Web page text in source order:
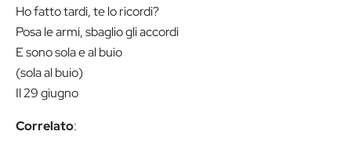
Ho fatto tardi, te lo ricordi?
Posa le armi, sbaglio gli accordi
E sono sola e al buio
(sola al buio)
Il 29 giugno
Correlato: